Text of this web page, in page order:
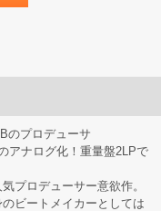
のプロデューサ
アナログ化！重量盤2LPで
プロデューサー意欲作。
ビートメイカーとしては